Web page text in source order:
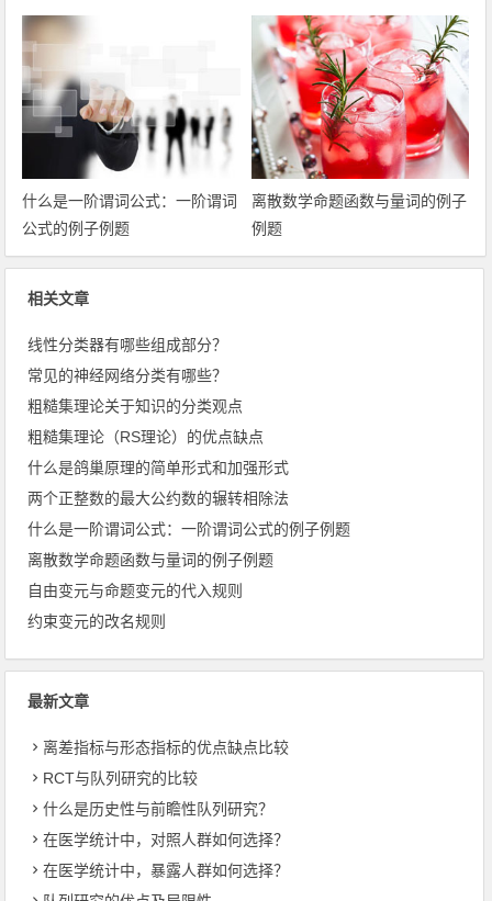
什么是一阶谓词公式：一阶谓词
公式的例子例题
离散数学命题函数与量词的例子
例题
相关文章
线性分类器有哪些组成部分？
常见的神经网络分类有哪些？
粗糙集理论关于知识的分类观点
粗糙集理论（RS理论）的优点缺点
什么是鸽巢原理的简单形式和加强形式
两个正整数的最大公约数的辗转相除法
什么是一阶谓词公式：一阶谓词公式的例子例题
离散数学命题函数与量词的例子例题
自由变元与命题变元的代入规则
约束变元的改名规则
最新文章
离差指标与形态指标的优点缺点比较
RCT与队列研究的比较
什么是历史性与前瞻性队列研究？
在医学统计中，对照人群如何选择？
在医学统计中，暴露人群如何选择？